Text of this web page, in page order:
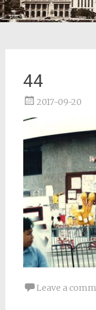
44
2017-09-20
Leave a